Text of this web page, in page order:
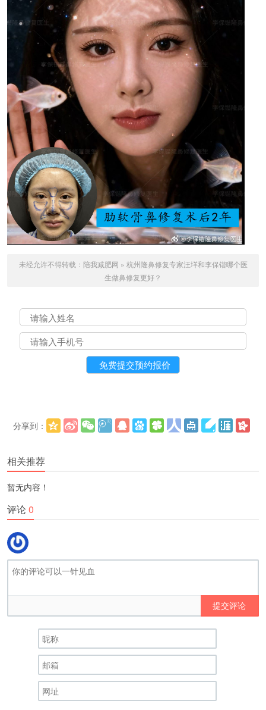
未经允许不得转载： 陪我减肥网 » 杭州隆鼻修复专家汪垟和李保锴哪个医
生做鼻修复更好？
分享到：
相关推荐
暂无内容！
评论0
提交评论